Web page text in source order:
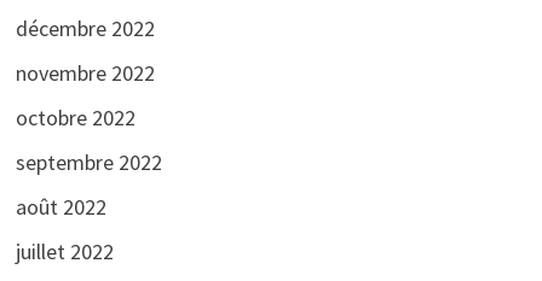
décembre 2022
novembre 2022
octobre 2022
septembre 2022
août 2022
juillet 2022